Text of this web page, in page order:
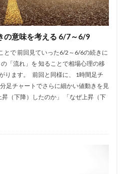
意味を考える 6/7～6/9
で 前回見ていった6/2～6/6の続きに
「流れ」を 知ることで相場心理の移
ります。 前回と同様に、 1時間足チ
足チャートでさらに細かい値動きを見
（下降）したのか」 「なぜ上昇（下